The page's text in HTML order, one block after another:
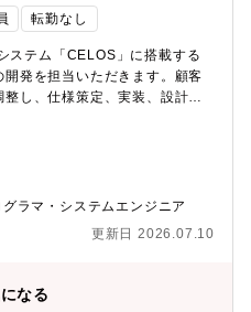
ど■設計・コミュニケーショ
Excel, Word, Teams、
ソフトウェアは、『世界中の
る社会を創造する ～ソフトウ
する～』というビジョンのも
迅速に取り入れ、自社製品の
向けて、価値の創造と提供を
担うリーダー人材を募集しま
の実現」に向けて、FA事業、ヘ
トウェアはDX化支援を行って
ンタは、クラウド開発・運用、
転勤なし
ステム「CELOS」に搭載する
発を担当いただきます。顧客
し、仕様策定、実装、設計者
械」「マザーマシン」ともい
の一つです。高齢化に伴う生
では熟練加工技術者の確保な
にとってより使いやすいアプ
のグループが存在し、担当機能
ラマ・システムエンジニア
更新日 2026.07.10
なる